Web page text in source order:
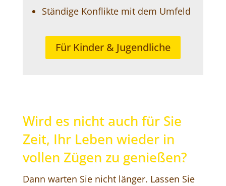
Ständige Konflikte mit dem Umfeld
Für Kinder & Jugendliche
Wird es nicht auch für Sie
Zeit, Ihr Leben wieder in
vollen Zügen zu genießen?
Dann warten Sie nicht länger. Lassen Sie